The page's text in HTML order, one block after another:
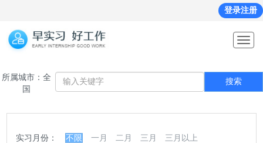
登录注册
所属城市：全
国
搜索
实习月份： 不限 一月 二月 三月 三月以上